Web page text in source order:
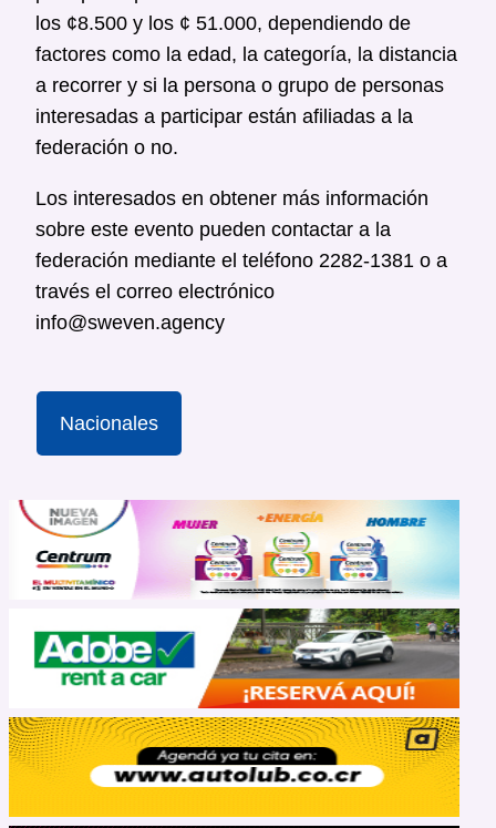
los ¢8.500 y los ¢ 51.000, dependiendo de
factores como la edad, la categoría, la distancia
a recorrer y si la persona o grupo de personas
interesadas a participar están afiliadas a la
federación o no.
Los interesados en obtener más información
sobre este evento pueden contactar a la
federación mediante el teléfono 2282-1381 o a
través el correo electrónico
info@sweven.agency
Nacionales